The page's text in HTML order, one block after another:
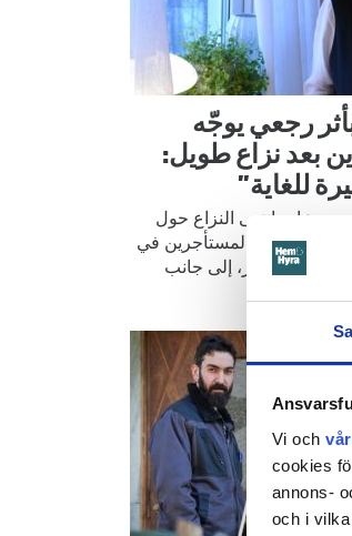
Vi och
cookies
annons-
och i
رجعي يوجّه
بعد نزاع طويل:
للغاية”
من عام، انتهى النزاع حول
على عدد من المستأجرين في
في الإيجار، إلى جانب